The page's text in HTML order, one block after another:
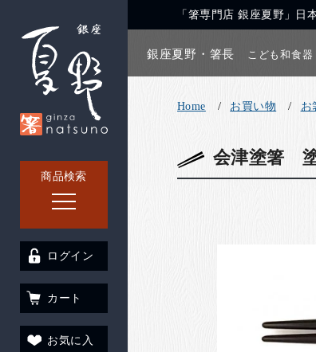
商品検索
「箸専門店 銀座夏野」日
銀座夏野・箸長 こども和食器
ログイン
カート
お気に入
Home お買い物 お
会津塗箸